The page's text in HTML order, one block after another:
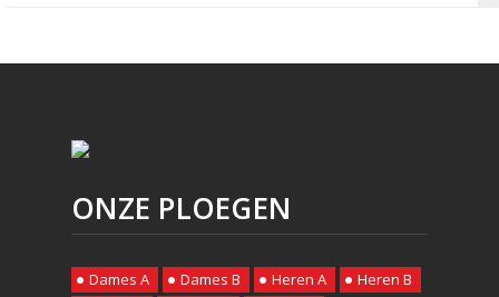
ONZE PLOEGEN
Dames A Dames B Heren A
Heren B